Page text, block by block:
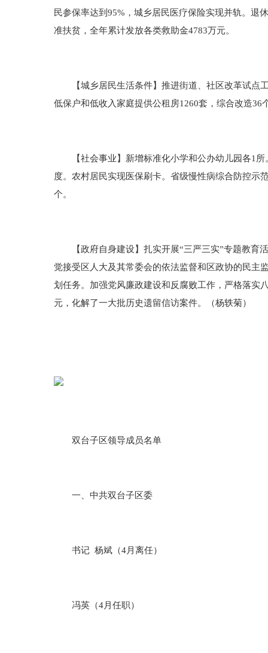
民参保率达到95%，城乡居民医疗保险实现并轨。退
准扶贫，全年累计发放各类救助金4783万元。
【城乡居民生活条件】推进街道、社区改革试点工
低保户和低收入家庭提供公租房1260套，综合改造36
【社会事业】新增标准化小学和公办幼儿园各1所
度。农村居民实现医保刷卡。省级慢性病综合防控示
个。
【政府自身建设】扎实开展“三严三实”专题教育活
觉接受区人大及其常委会的依法监督和区政协的民主
划任务。加强党风廉政建设和反腐败工作，严格落实
元，化解了一大批历史遗留信访案件。（杨轶菊）
双台子区领导成员名单
一、中共双台子区委
书记 杨斌（4月离任）
冯英（4月任职）